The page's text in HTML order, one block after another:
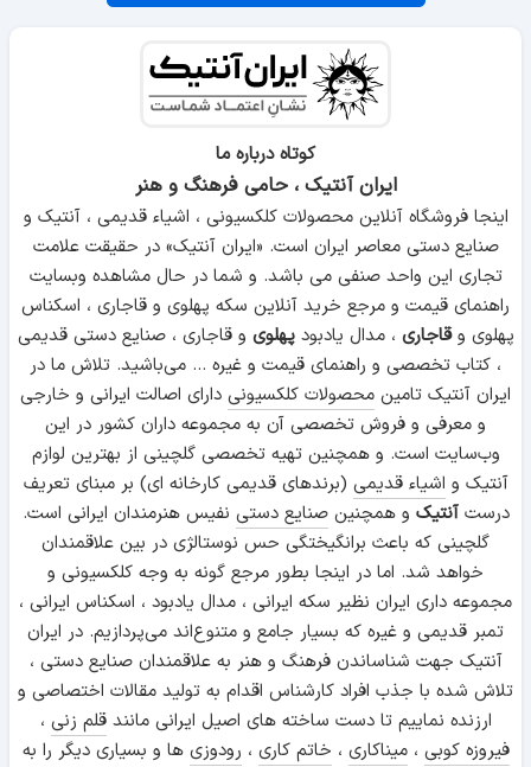
لباس و پوشش ملی باید معرف تاریخ و فرهنگ سرزمین ها باشد.
پیام ها و راز و رمز های موجود در انواع پوشاک در دوره های
مختلف از دغدغه های پژوهشگران در این زمینه بوده است. با
پیدایش تمدن ها ، نقش پوشاک و تن پوش ها همراه با زیورآلات
قومی از نشانه های تمدن و فرهنگ شده است.
یکی از روش های شناخت ریشه های فرهنگی جوامع ، بررسی
پوشاک آنهاست. مسئله لباس و شکل و نوع آن امری ساده و
سطحی نیست که بتوان آن را سلیقه ای دانست زیرا منعکس کننده
فرهنگ ، هویت و سنت افراد است.
لباس های محلی و سنتی از دوخت ها و نقوشی برخوردارند که در
عین هماهنگی و زیبایی ، بسیار متنوع نیز هستند. معمولا اولین
چیزی که با نوگرایی در جامعه های سنتی تغییر می کند ، لباس
محلی است. تغییر پوشاک در واقع تغییر فرهنگ آن جامعه است .
مد گرایی و طراحی لباس
از جنگ جهانی دوم به بعد ، پوشاک به عنوان کالایی پر مصرف ،
صنعتی شد که با ظهور یا افول عامدانه در آن ، روش های استفاده
را به گونه ای تغییر داد که مصرف کنندگان را پیوسته در حال خرید
نگه دارد.
در موزه های مختلفی در جهان نمونه هایی از انواع پوشاک مد
شده در ادوار گوناگون به چشم می خورد. مدگرایی در ایران از سال
1321 ه.ش توسط خانم زینت جهان شاه آغاز گشت. وی پس از
کوتاه درباره ما
ایران آنتیک ، حامی فرهنگ و هنر
اینجا فروشگاه آنلاین محصولات کلکسیونی ، اشیاء قدیمی ، آنتیک و
صنایع دستی معاصر ایران است. «ایران آنتیک» در حقیقت علامت
تجاری این واحد صنفی می باشد. و شما در حال مشاهده وبسایت
راهنمای قیمت و مرجع خرید آنلاین سکه پهلوی و قاجاری ، اسکناس
پهلوی وقاجاری ، مدال یادبودپهلوی و قاجاری ، صنایع دستی قدیمی
، کتاب تخصصی و راهنمای قیمت و غیره ... می‌باشید. تلاش ما در
ایران آنتیک تامین محصولات کلکسیونی دارای اصالت ایرانی و خارجی
و معرفی و فروش تخصصی آن به مجموعه داران کشور در این
وب‌سایت است. و همچنین تهیه تخصصی گلچینی از بهترین لوازم
آنتیک و اشیاء قدیمی (برندهای قدیمی کارخانه ای) بر مبنای تعریف
درستآنتیک و همچنینصنایع دستی نفیس هنرمندان ایرانی است.
گلچینی که باعث برانگیختگی حس نوستالژی در بین علاقمندان
خواهد شد. اما در اینجا بطور مرجع گونه به وجه کلکسیونی و
مجموعه داری ایران نظیر سکه ایرانی ، مدال یادبود ، اسکناس ایرانی ،
تمبر قدیمی و غیره که بسیار جامع و متنوع‌اند می‌پردازیم. در ایران
آنتیک جهت شناساندن فرهنگ و هنر به علاقمندان صنایع دستی ،
تلاش شده با جذب افراد کارشناس اقدام به تولید مقالات اختصاصی و
ارزنده نماییم تا دست ساخته های اصیل ایرانی مانندقلم زنی ،
فیروزه کوبی ،میناکاری ، خاتم کاری ، رودوزی ها و بسیاری دیگر را به